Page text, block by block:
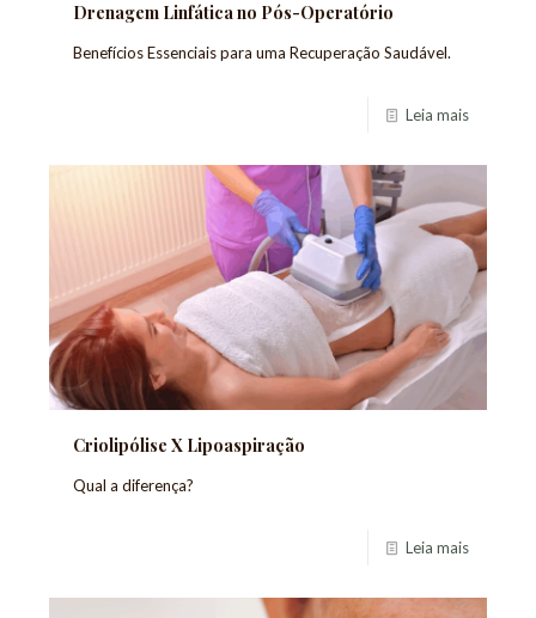
Drenagem Linfática no Pós-Operatório
Benefícios Essenciais para uma Recuperação Saudável.
Leia mais
Criolipólise X Lipoaspiração
Qual a diferença?
Leia mais